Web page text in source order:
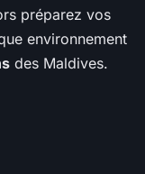
préparez vos
environnement
des Maldives.